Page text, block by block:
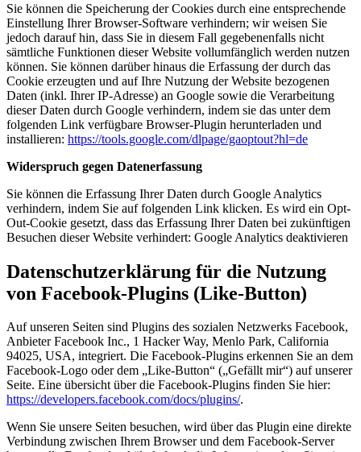
Sie können die Speicherung der Cookies durch eine entsprechende
Einstellung Ihrer Browser-Software verhindern; wir weisen Sie
jedoch darauf hin, dass Sie in diesem Fall gegebenenfalls nicht
sämtliche Funktionen dieser Website vollumfänglich werden nutzen
können. Sie können darüber hinaus die Erfassung der durch das
Cookie erzeugten und auf Ihre Nutzung der Website bezogenen
Daten (inkl. Ihrer IP-Adresse) an Google sowie die Verarbeitung
dieser Daten durch Google verhindern, indem sie das unter dem
folgenden Link verfügbare Browser-Plugin herunterladen und
installieren: https://tools.google.com/dlpage/gaoptout?hl=de
Widerspruch gegen Datenerfassung
Sie können die Erfassung Ihrer Daten durch Google Analytics
verhindern, indem Sie auf folgenden Link klicken. Es wird ein Opt-
Out-Cookie gesetzt, dass das Erfassung Ihrer Daten bei zukünftigen
Besuchen dieser Website verhindert: Google Analytics deaktivieren
Datenschutzerklärung für die Nutzung
von Facebook-Plugins (Like-Button)
Auf unseren Seiten sind Plugins des sozialen Netzwerks Facebook,
Anbieter Facebook Inc., 1 Hacker Way, Menlo Park, California
94025, USA, integriert. Die Facebook-Plugins erkennen Sie an dem
Facebook-Logo oder dem „Like-Button“ („Gefällt mir“) auf unserer
Seite. Eine übersicht über die Facebook-Plugins finden Sie hier:
https://developers.facebook.com/docs/plugins/.
Wenn Sie unsere Seiten besuchen, wird über das Plugin eine direkte
Verbindung zwischen Ihrem Browser und dem Facebook-Server